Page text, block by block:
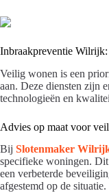
Inbraakpreventie
Veilig wonen is een
aan. Deze diensten zijn
technologieën en
Advies op maat voor
Bij Slotenmaker
specifieke woningen.
een verbeterde
afgestemd op de situatie.